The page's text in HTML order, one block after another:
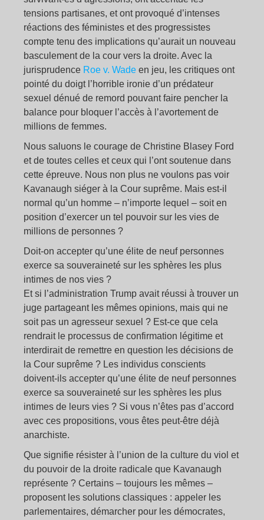
tensions partisanes, et ont provoqué d’intenses
réactions des féministes et des progressistes
compte tenu des implications qu’aurait un nouveau
basculement de la cour vers la droite. Avec la
jurisprudence Roe v. Wade en jeu, les critiques ont
pointé du doigt l’horrible ironie d’un prédateur
sexuel dénué de remord pouvant faire pencher la
balance pour bloquer l’accès à l’avortement de
millions de femmes.
Nous saluons le courage de Christine Blasey Ford
et de toutes celles et ceux qui l’ont soutenue dans
cette épreuve. Nous non plus ne voulons pas voir
Kavanaugh siéger à la Cour suprême. Mais est-il
normal qu’un homme – n’importe lequel – soit en
position d’exercer un tel pouvoir sur les vies de
millions de personnes ?
Doit-on accepter qu’une élite de neuf personnes
exerce sa souveraineté sur les sphères les plus
intimes de nos vies ?
Et si l’administration Trump avait réussi à trouver un
juge partageant les mêmes opinions, mais qui ne
soit pas un agresseur sexuel ? Est-ce que cela
rendrait le processus de confirmation légitime et
interdirait de remettre en question les décisions de
la Cour suprême ? Les individus conscients
doivent-ils accepter qu’une élite de neuf personnes
exerce sa souveraineté sur les sphères les plus
intimes de leurs vies ? Si vous n’êtes pas d’accord
avec ces propositions, vous êtes peut-être déjà
anarchiste.
Que signifie résister à l’union de la culture du viol et
du pouvoir de la droite radicale que Kavanaugh
représente ? Certains – toujours les mêmes –
proposent les solutions classiques : appeler les
parlementaires, démarcher pour les démocrates,